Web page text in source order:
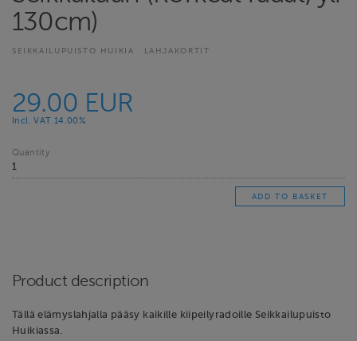
130cm)
SEIKKAILUPUISTO HUIKIA LAHJAKORTIT
29.00 EUR
Incl. VAT 14.00%
Quantity
Product description
Tällä elämyslahjalla pääsy kaikille kiipeilyradoille Seikkailupuisto
Huikiassa.